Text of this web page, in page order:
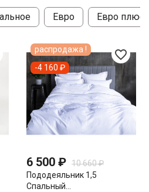
Евро Евро плюс
favorite_border
6 500 ₽ 10 660 ₽
Пододеяльник 1,5
Спальный...
распродажа !
-4 160 ₽